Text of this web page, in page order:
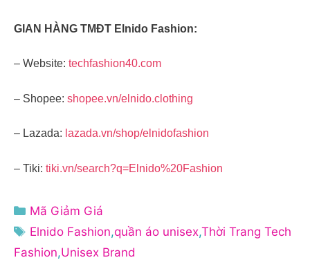
GIAN HÀNG TMĐT Elnido Fashion:
– Website: techfashion40.com
– Shopee: shopee.vn/elnido.clothing
– Lazada: lazada.vn/shop/elnidofashion
– Tiki: tiki.vn/search?q=Elnido%20Fashion
Danh
mục
Mã Giảm Giá
Thẻ
Elnido Fashion,quần áo unisex,Thời Trang Tech
Fashion,Unisex Brand